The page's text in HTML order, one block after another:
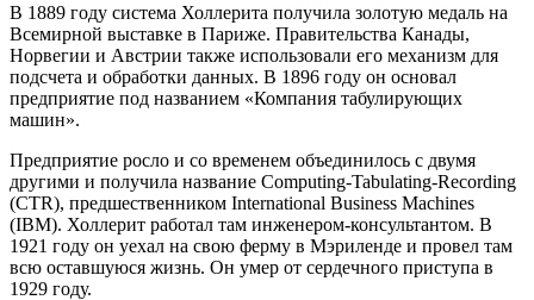
В 1889 году система Холлерита получила золотую медаль на
Всемирной выставке в Париже. Правительства Канады,
Норвегии и Австрии также использовали его механизм для
подсчета и обработки данных. В 1896 году он основал
предприятие под названием «Компания табулирующих
машин».
Предприятие росло и со временем объединилось с двумя
другими и получила название Computing-Tabulating-Recording
(CTR), предшественником International Business Machines
(IBM). Холлерит работал там инженером-консультантом. В
1921 году он уехал на свою ферму в Мэриленде и провел там
всю оставшуюся жизнь. Он умер от сердечного приступа в
1929 году.